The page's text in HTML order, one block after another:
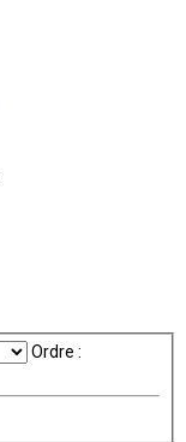
Ordre :